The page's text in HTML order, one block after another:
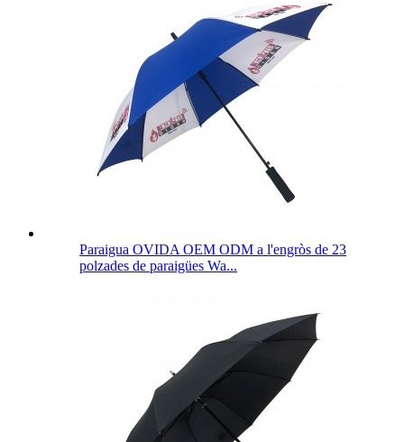
Paraigua OVIDA OEM ODM a l'engròs de 23
polzades de paraigües Wa...